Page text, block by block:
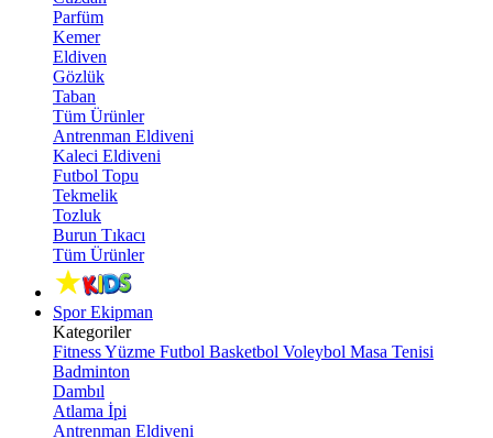
Parfüm
Kemer
Eldiven
Gözlük
Taban
Tüm Ürünler
Antrenman Eldiveni
Kaleci Eldiveni
Futbol Topu
Tekmelik
Tozluk
Burun Tıkacı
Tüm Ürünler
Spor Ekipman
Kategoriler
FitnessYüzme Futbol Basketbol Voleybol Masa Tenisi
Badminton
Dambıl
Atlama İpi
Antrenman Eldiveni